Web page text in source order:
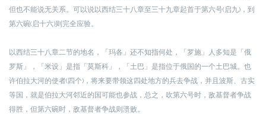
但也不能说无关系。可以说以西结三十八章至三十九章起首于第六号(启九)，到
第六碗(启十六)则完全应验。
以西结三十八章二节的地名，「玛各」还不知指何处，「罗施」人多知是「俄
罗斯」，「米设」是指「莫斯科」，「土巴」是指位于俄国的一个土巴城。也
许伯拉大河的使者(四个)，将来要带领这四处地方的兵去争战，并且波斯、古实
等国，就是伯拉大河邻近的国可能也参战，总之，吹第六号时，敌基督者争战
得胜，但第六碗时，敌基督者争战则溃败。